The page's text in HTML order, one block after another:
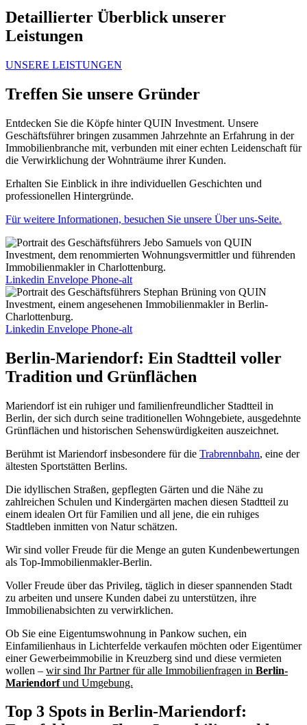
Detaillierter Überblick unserer
Leistungen
UNSERE LEISTUNGEN
Treffen Sie unsere Gründer
Entdecken Sie die Köpfe hinter QUIN Investment. Unsere
Geschäftsführer bringen zusammen Jahrzehnte an Erfahrung in der
Immobilienbranche mit, verbunden mit einer echten Leidenschaft für
die Verwirklichung der Wohnträume ihrer Kunden.
Erhalten Sie Einblick in ihre individuellen Geschichten und
professionellen Hintergründe.
Für weitere Informationen, besuchen Sie unsere Über uns-Seite.
Linkedin Envelope Phone-alt
Linkedin Envelope Phone-alt
Berlin-Mariendorf: Ein Stadtteil voller
Tradition und Grünflächen
Mariendorf ist ein ruhiger und familienfreundlicher Stadtteil in
Berlin, der sich durch seine traditionellen Wohngebiete, ausgedehnte
Grünflächen und historischen Sehenswürdigkeiten auszeichnet.
Berühmt ist Mariendorf insbesondere für die Trabrennbahn, eine der
ältesten Sportstätten Berlins.
Die idyllischen Straßen, gepflegten Gärten und die Nähe zu
zahlreichen Schulen und Kindergärten machen diesen Stadtteil zu
einem idealen Ort für Familien und all jene, die ein ruhiges
Stadtleben inmitten von Natur schätzen.
Wir sind voller Freude für die Menge an guten Kundenbewertungen
als Top-Immobilienmakler-Berlin.
Voller Freude über das Privileg, täglich in dieser spannenden Stadt
zu arbeiten und unsere Kunden dabei zu unterstützen, ihre
Immobilienabsichten zu verwirklichen.
Ob Sie eine Eigentumswohnung in Pankow suchen, ein
Einfamilienhaus in Lichterfelde verkaufen möchten oder Eigentümer
einer Gewerbeimmobilie in Kreuzberg sind und diese vermieten
wollen – wir sind Ihr Partner für alle Immobilienfragen in Berlin-
Mariendorfund Umgebung.
Top 3 Spots in Berlin-Mariendorf: